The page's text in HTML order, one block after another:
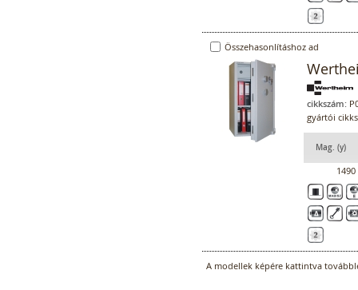
Összehasonlításhoz ad
cikkszám:
gyártói
Mag. (y)
1490
A modellek képére kattintva